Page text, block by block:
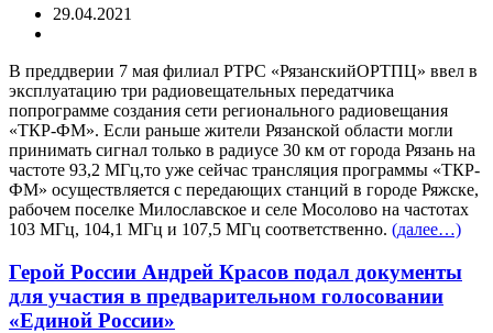
29.04.2021
В преддверии 7 мая филиал РТРС «РязанскийОРТПЦ» ввел в
эксплуатацию три радиовещательных передатчика
попрограмме создания сети регионального радиовещания
«ТКР-ФМ». Если раньше жители Рязанской области могли
принимать сигнал только в радиусе 30 км от города Рязань на
частоте 93,2 МГц,то уже сейчас трансляция программы «ТКР-
ФМ» осуществляется с передающих станций в городе Ряжске,
рабочем поселке Милославское и селе Мосолово на частотах
103 МГц, 104,1 МГц и 107,5 МГц соответственно. (далее…)
Герой России Андрей Красов подал документы
для участия в предварительном голосовании
«Единой России»